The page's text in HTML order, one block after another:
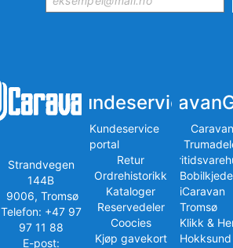
Strandvegen
144B
9006, Tromsø
Telefon: +47 97
97 11 88
E-post:
Kundeservice
Kundeservice
portal
Retur
Ordrehistorikk
Kataloger
Reservedeler
Coocies
Kjøp gavekort
iCaravan
Tromsø
Klikk &
Hokksund